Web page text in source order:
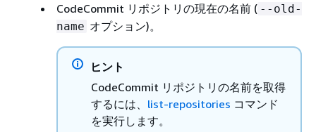
CodeCommit リポジトリの現在の名前 ( --old-
name オプション)。
ヒント
CodeCommit リポジトリの名前を取得
するには、 list-repositories コマンド
を実行します。